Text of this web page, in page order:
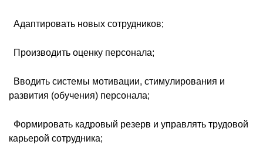
 Адаптировать новых сотрудников;
 Производить оценку персонала;
 Вводить системы мотивации, стимулирования и
развития (обучения) персонала;
 Формировать кадровый резерв и управлять трудовой
карьерой сотрудника;